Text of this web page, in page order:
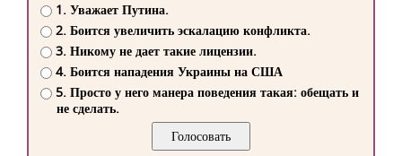
1. Уважает Путина.
2. Боится увеличить эскалацию конфликта.
3. Никому не дает такие лицензии.
4. Боится нападения Украины на США
5. Просто у него манера поведения такая: обещать и
не сделать.